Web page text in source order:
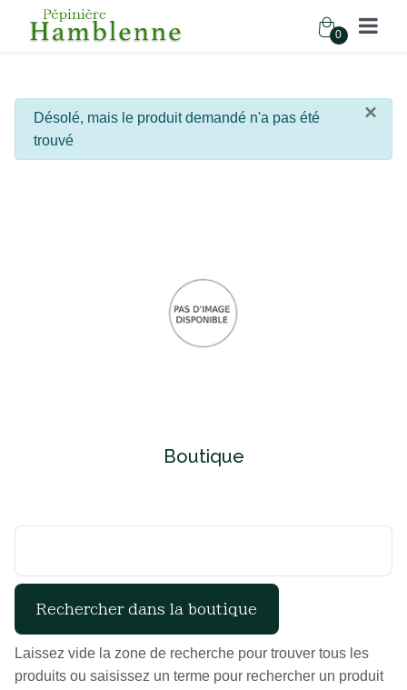
0
×
info
Désolé, mais le produit demandé n'a pas été
trouvé
Boutique
Laissez vide la zone de recherche pour trouver tous les
produits ou saisissez un terme pour rechercher un produit